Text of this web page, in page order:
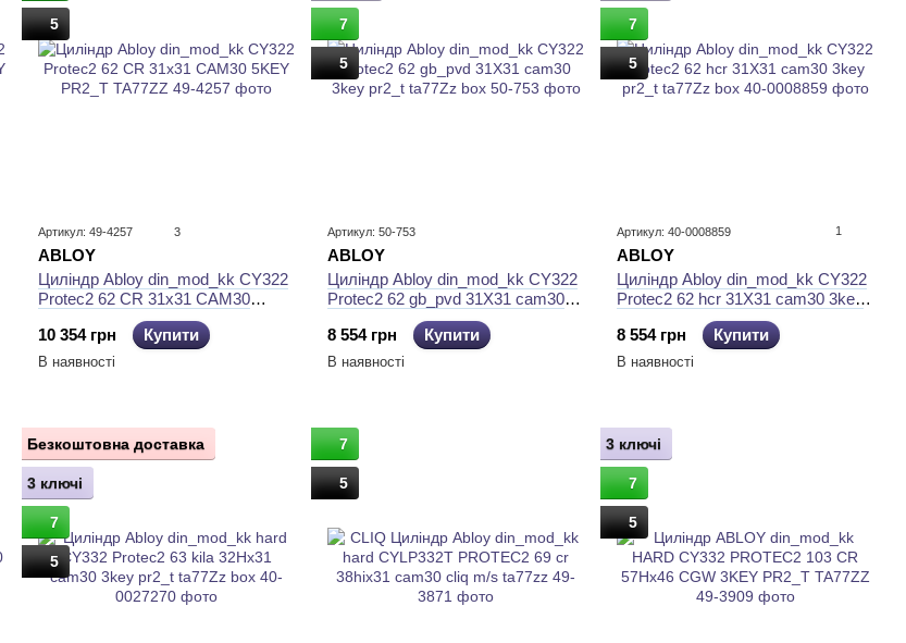
5
Артикул: 49-4257 3
ABLOY
Циліндр Abloy din_mod_kk CY322
Protec2 62 CR 31x31 CAM30
5KEY PR2_T TA77ZZ
10 354 грн
Купити
В наявності
7
5
Артикул: 50-753
ABLOY
Циліндр Abloy din_mod_kk CY322
Protec2 62 gb_pvd 31X31 cam30
3key pr2_t ta77Zz box
8 554 грн
Купити
В наявності
7
5
Артикул: 40-0008859 1
ABLOY
Циліндр Abloy din_mod_kk CY322
Protec2 62 hcr 31X31 cam30 3key
pr2_t ta77Zz box
8 554 грн
Купити
В наявності
Безкоштовна доставка
3 ключі
7
5
7
5
3 ключі
7
5